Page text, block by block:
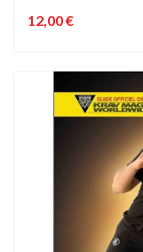
12,00 €